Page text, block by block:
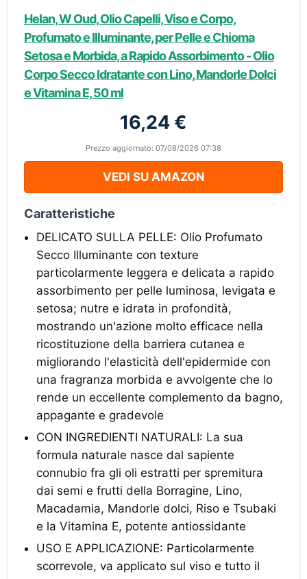
Helan, W Oud, Olio Capelli, Viso e Corpo,
Profumato e Illuminante, per Pelle e Chioma
Setosa e Morbida, a Rapido Assorbimento - Olio
Corpo Secco Idratante con Lino, Mandorle Dolci
e Vitamina E, 50 ml
16,24 €
Prezzo aggiornato: 07/08/2026 07:38
VEDI SU AMAZON
Caratteristiche
DELICATO SULLA PELLE: Olio Profumato
Secco Illuminante con texture
particolarmente leggera e delicata a rapido
assorbimento per pelle luminosa, levigata e
setosa; nutre e idrata in profondità,
mostrando un'azione molto efficace nella
ricostituzione della barriera cutanea e
migliorando l'elasticità dell'epidermide con
una fragranza morbida e avvolgente che lo
rende un eccellente complemento da bagno,
appagante e gradevole
CON INGREDIENTI NATURALI: La sua
formula naturale nasce dal sapiente
connubio fra gli oli estratti per spremitura
dai semi e frutti della Borragine, Lino,
Macadamia, Mandorle dolci, Riso e Tsubaki
e la Vitamina E, potente antiossidante
USO E APPLICAZIONE: Particolarmente
scorrevole, va applicato sul viso e tutto il